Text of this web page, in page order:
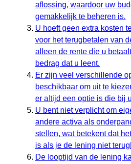
aflossing, waardoor uw
gemakkelijk te beheren is.
U hoeft geen extra kosten
voor het terugbetalen van
alleen de rente die u
bedrag dat u leent.
Er zijn veel verschillende
beschikbaar om uit te
er altijd een optie is die bij
U bent niet verplicht om
andere activa als
stellen, wat betekent dat
is als je de lening niet
De looptijd van de lening